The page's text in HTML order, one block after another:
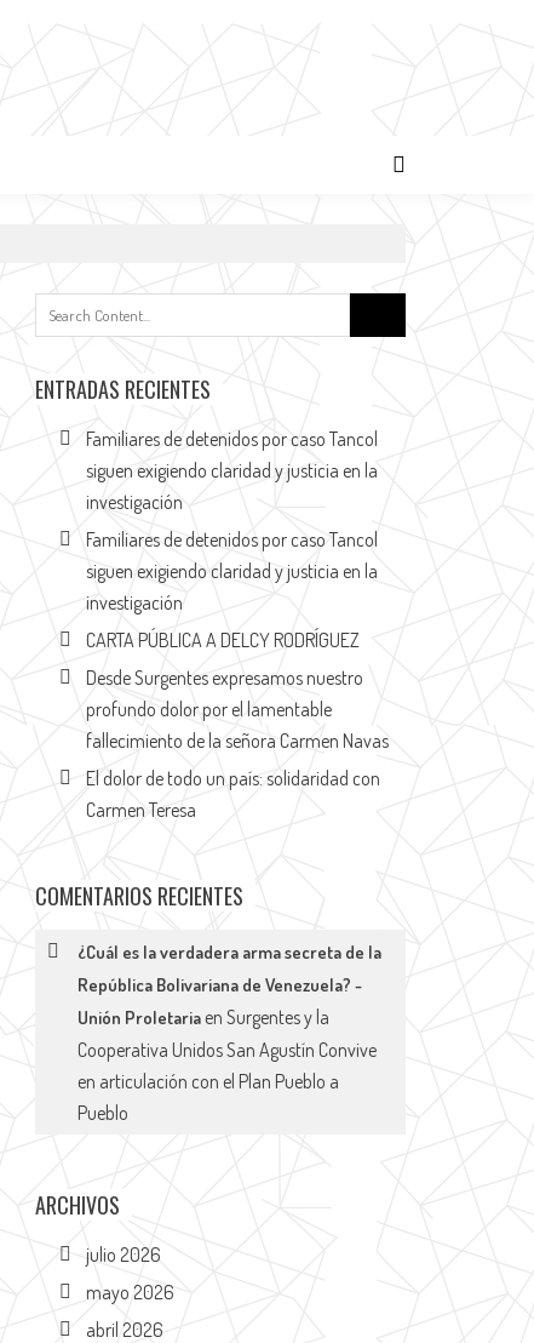
ENTRADAS RECIENTES
Familiares de detenidos por caso Tancol
siguen exigiendo claridad y justicia en la
investigación
Familiares de detenidos por caso Tancol
siguen exigiendo claridad y justicia en la
investigación
CARTA PÚBLICA A DELCY RODRÍGUEZ
Desde Surgentes expresamos nuestro
profundo dolor por el lamentable
fallecimiento de la señora Carmen Navas
El dolor de todo un país: solidaridad con
Carmen Teresa
COMENTARIOS RECIENTES
¿Cuál es la verdadera arma secreta de la
República Bolivariana de Venezuela? -
Unión Proletaria enSurgentes y la
Cooperativa Unidos San Agustín Convive
en articulación con el Plan Pueblo a
Pueblo
ARCHIVOS
julio 2026
mayo 2026
abril 2026